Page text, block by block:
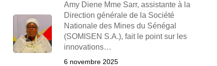
Amy Diene Mme Sarr, assistante à la
Direction générale de la Société
Nationale des Mines du Sénégal
(SOMISEN S.A.), fait le point sur les
innovations…
6 novembre 2025